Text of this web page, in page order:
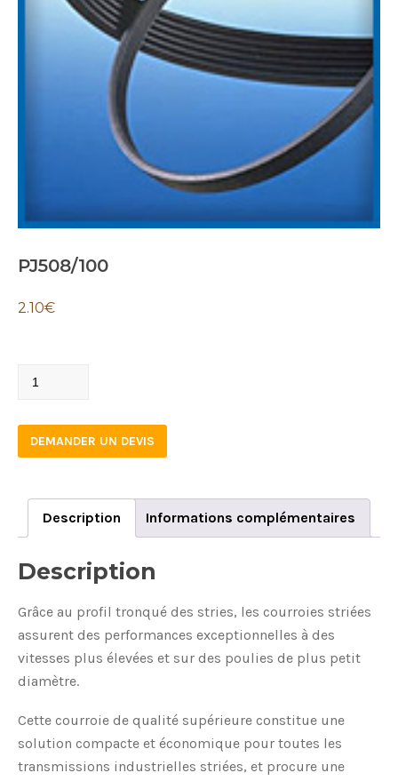
PJ508/100
2.10€
PJ508/100
DEMANDER UN DEVIS
Description Informations complémentaires
Description
Grâce au profil tronqué des stries, les courroies striées
assurent des performances exceptionnelles à des
vitesses plus élevées et sur des poulies de plus petit
diamètre.
Cette courroie de qualité supérieure constitue une
solution compacte et économique pour toutes les
transmissions industrielles striées, et procure une